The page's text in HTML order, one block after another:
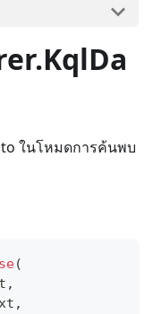
ในโหมดการค้นพบ
(
,
,